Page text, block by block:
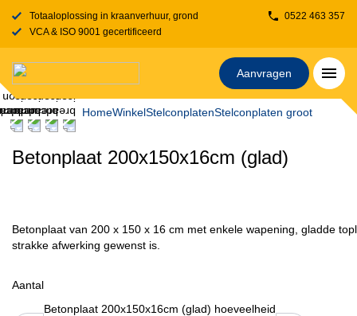
Totaaloplossing in kraanverhuur, grondverzet, transport, rijplaten en
VCA & ISO 9001 gecertificeerd
0522 463 357
Aanvragen
HomeWinkelStelconplatenStelconplaten groot
Betonplaat 200x150x16cm (glad)
Betonplaat van 200 x 150 x 16 cm met enkele wapening, gladde
strakke afwerking gewenst is.
Aantal
Betonplaat 200x150x16cm (glad) hoeveelheid